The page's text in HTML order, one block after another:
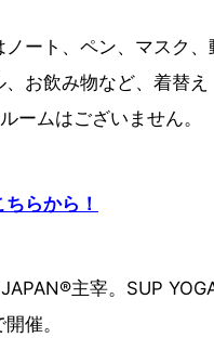
ノート、ペン、マスク、
お飲み物など、着替え
ームはございません。
らから！
JAPAN®︎主宰。SUP
催。